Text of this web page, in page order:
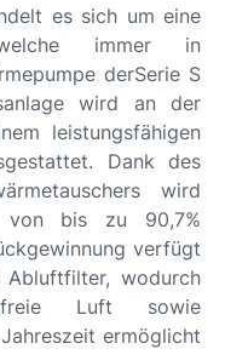
es sich um eine
immer in
derSerie S
wird an der
leistungsfähigen
Dank des
wird
von bis zu 90,7%
verfügt
wodurch
Luft sowie
ermöglicht